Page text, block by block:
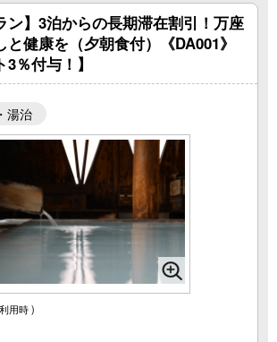
ン】3泊からの長期滞在割引！万座
と健康を（夕朝食付）《DA001》
3％付与！】
湯治
用時 )